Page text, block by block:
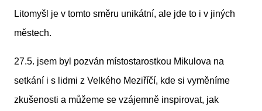
Litomyšl je v tomto směru unikátní, ale jde to i v jiných
městech.
27.5. jsem byl pozván místostarostkou Mikulova na
setkání i s lidmi z Velkého Meziříčí, kde si vyměníme
zkušenosti a můžeme se vzájemně inspirovat, jak